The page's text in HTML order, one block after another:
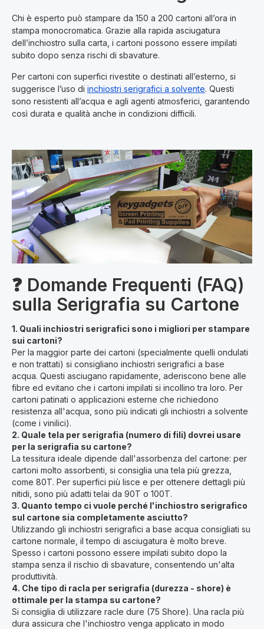
Chi è esperto può stampare da 150 a 200 cartoni all’ora in
stampa monocromatica. Grazie alla rapida asciugatura
dell’inchiostro sulla carta, i cartoni possono essere impilati
subito dopo senza rischi di sbavature.
Per cartoni con superfici rivestite o destinati all’esterno, si
suggerisce l’uso di inchiostri serigrafici a solvente. Questi
sono resistenti all’acqua e agli agenti atmosferici, garantendo
così durata e qualità anche in condizioni difficili.
❓ Domande Frequenti (FAQ)
sulla Serigrafia su Cartone
1. Quali inchiostri serigrafici sono i migliori per stampare
sui cartoni?
Per la maggior parte dei cartoni (specialmente quelli ondulati
e non trattati) si consigliano inchiostri serigrafici a base
acqua. Questi asciugano rapidamente, aderiscono bene alle
fibre ed evitano che i cartoni impilati si incollino tra loro. Per
cartoni patinati o applicazioni esterne che richiedono
resistenza all'acqua, sono più indicati gli inchiostri a solvente
(come i vinilici).
2. Quale tela per serigrafia (numero di fili) dovrei usare
per la serigrafia su cartone?
La tessitura ideale dipende dall'assorbenza del cartone: per
cartoni molto assorbenti, si consiglia una tela più grezza,
come 80T. Per superfici più lisce e per ottenere dettagli più
nitidi, sono più adatti telai da 90T o 100T.
3. Quanto tempo ci vuole perché l'inchiostro serigrafico
sul cartone sia completamente asciutto?
Utilizzando gli inchiostri serigrafici a base acqua consigliati su
cartone normale, il tempo di asciugatura è molto breve.
Spesso i cartoni possono essere impilati subito dopo la
stampa senza il rischio di sbavature, consentendo un'alta
produttività.
4. Che tipo di racla per serigrafia (durezza - shore) è
ottimale per la stampa su cartone?
Si consiglia di utilizzare racle dure (75 Shore). Una racla più
dura assicura che l'inchiostro venga applicato in modo